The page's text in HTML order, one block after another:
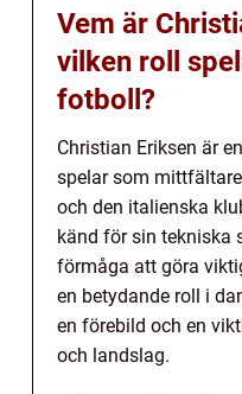
Vem är
vilken roll
fotboll?
Christian Eriksen är
spelar som
och den italienska
känd för sin tekniska
förmåga att göra
en betydande roll i
en förebild och en
och landslag.